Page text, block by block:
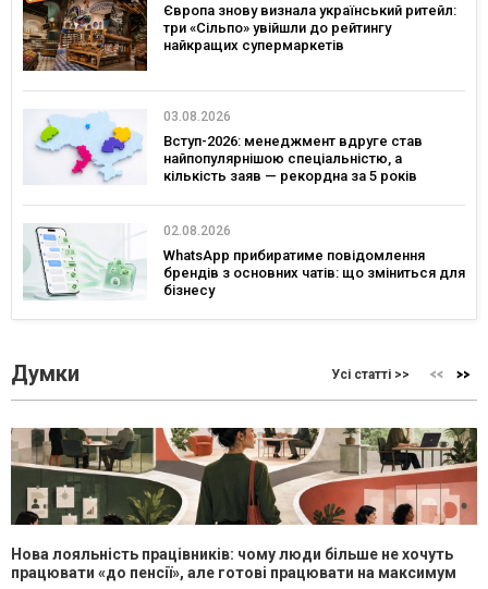
Європа знову визнала український ритейл:
три «Сільпо» увійшли до рейтингу
найкращих супермаркетів
03.08.2026
Вступ-2026: менеджмент вдруге став
найпопулярнішою спеціальністю, а
кількість заяв — рекордна за 5 років
02.08.2026
WhatsApp прибиратиме повідомлення
брендів з основних чатів: що зміниться для
бізнесу
Думки Усі статті >>
Нова лояльність працівників: чому люди більше не хочуть
працювати «до пенсії», але готові працювати на максимум